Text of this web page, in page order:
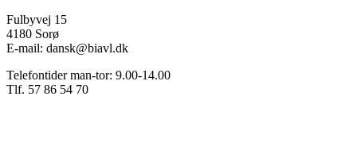
Fulbyvej 15
4180 Sorø
E-mail: dansk@biavl.dk
Telefontider man-tor: 9.00-14.00
Tlf. 57 86 54 70